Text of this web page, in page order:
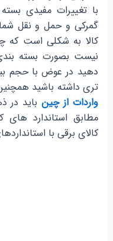
با تغییرات مفیدی
گمرکی و حمل و نقل
کالا به شکلی است که
نیست بصورت بسته
دهید در عوض با حجم
تری داشته باشید
واردات از چینباید در
مطابق استاندارد
کالای برقی با